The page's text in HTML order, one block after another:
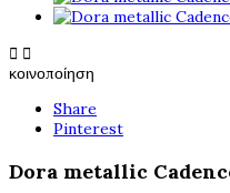
 
κοινοποίηση
Share
Pinterest
Dora metallic